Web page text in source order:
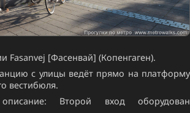
Fasanvej [Фасенвай] (Копенгаген).
с улицы ведёт прямо на платформу
вестибюля.
описание: Второй вход оборудован